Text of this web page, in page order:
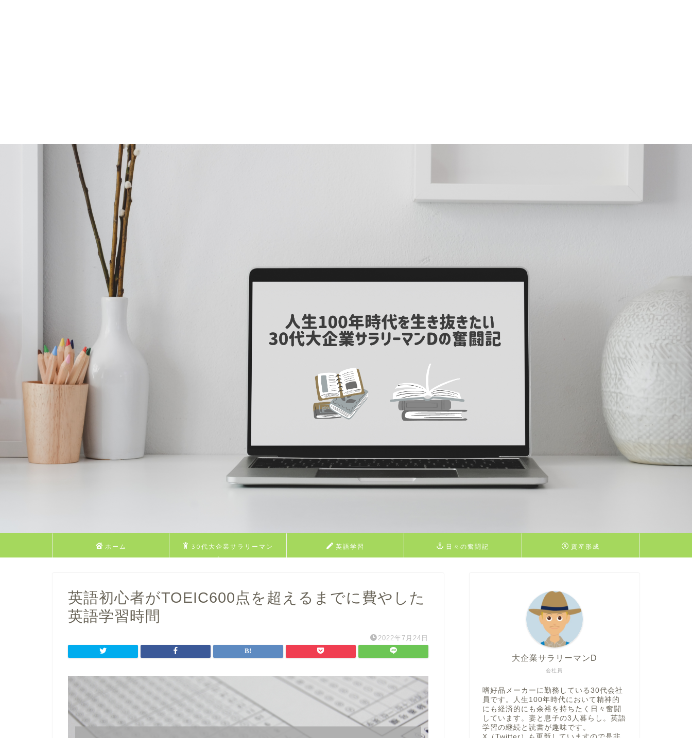
ホーム
30代大企業サラリーマン
Dのプロフィール
英語学習 日々の奮闘記 資産形成
英語初心者がTOEIC600点を超えるまでに費やした
英語学習時間
2022年7月24日
会社員
大企業サラリーマンD
嗜好品メーカーに勤務している30代会社
員です。人生100年時代において精神的
にも経済的にも余裕を持ちたく日々奮闘
しています。妻と息子の3人暮らし。英語
学習の継続と読書が趣味です。